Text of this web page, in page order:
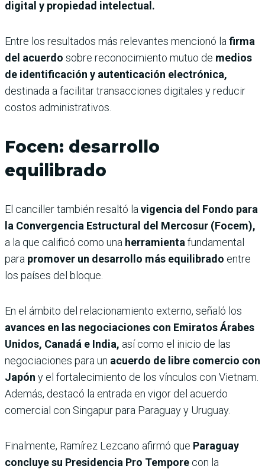
digital y propiedad intelectual.
Entre los resultados más relevantes mencionó la firma
del acuerdo sobre reconocimiento mutuo de medios
de identificación y autenticación electrónica,
destinada a facilitar transacciones digitales y reducir
costos administrativos.
Focen: desarrollo
equilibrado
El canciller también resaltó la vigencia del Fondo para
la Convergencia Estructural del Mercosur (Focem),
a la que calificó como una herramienta fundamental
para promover un desarrollo más equilibrado entre
los países del bloque.
En el ámbito del relacionamiento externo, señaló los
avances en las negociaciones con Emiratos Árabes
Unidos, Canadá e India, así como el inicio de las
negociaciones para un acuerdo de libre comercio con
Japón y el fortalecimiento de los vínculos con Vietnam.
Además, destacó la entrada en vigor del acuerdo
comercial con Singapur para Paraguay y Uruguay.
Finalmente, Ramírez Lezcano afirmó que Paraguay
concluye su Presidencia Pro Tempore con la